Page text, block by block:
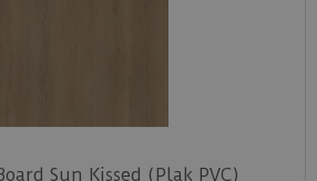
Sun Kissed (Plak PVC)